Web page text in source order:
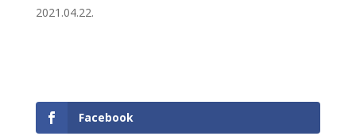
2021.04.22.
Facebook